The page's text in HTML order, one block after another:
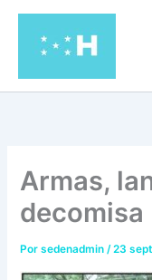
contenido
Armas,
decomisa
Porsedenadmin/23